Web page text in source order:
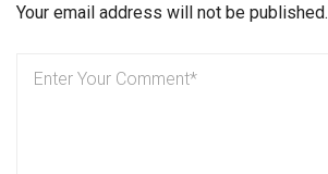
Your email address will not be published.